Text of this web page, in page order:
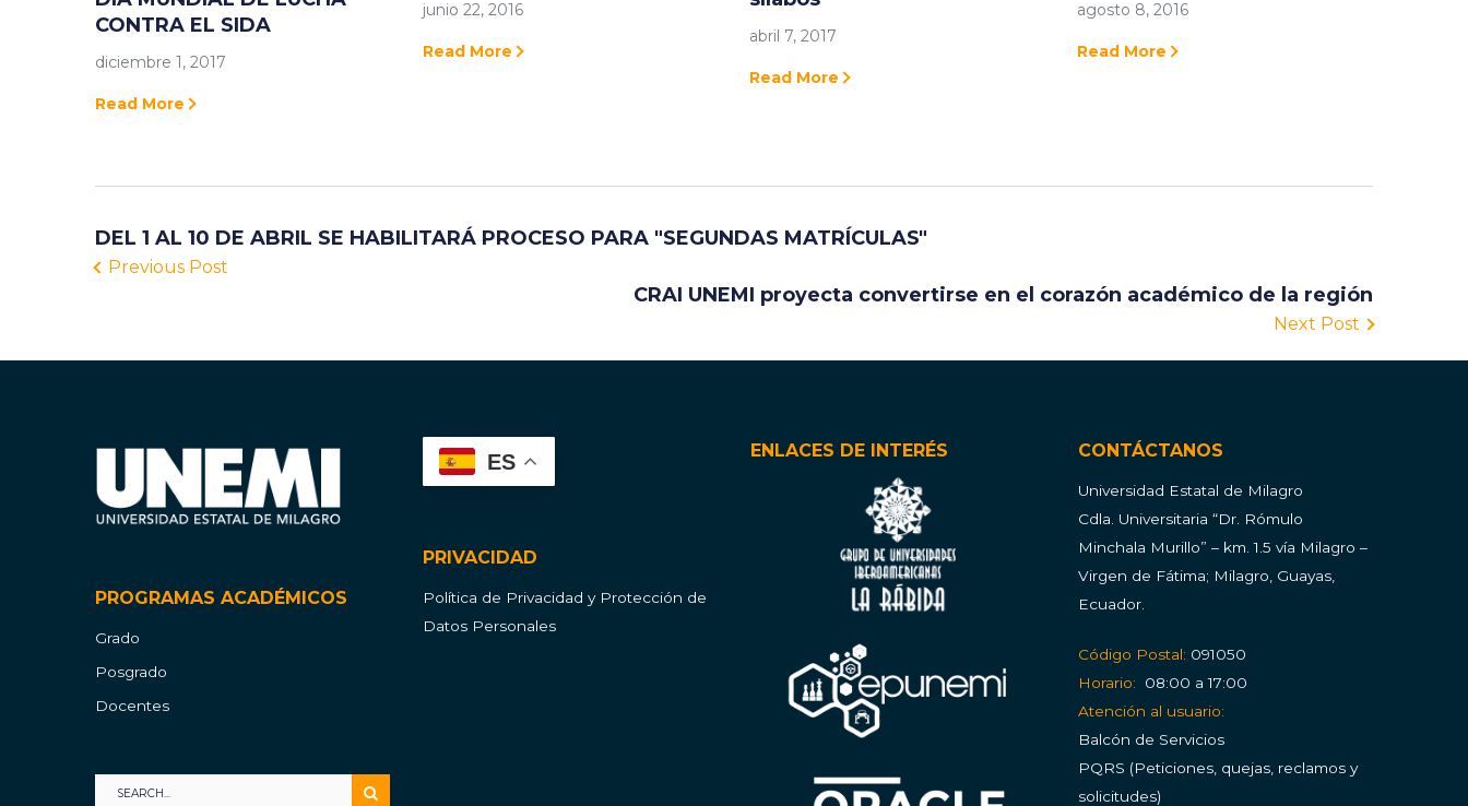
CONTRA EL SIDA
diciembre 1, 2017
Read More
junio 22, 2016
Read More
abril 7, 2017
Read More
agosto 8, 2016
Read More
DEL 1 AL 10 DE ABRIL SE HABILITARÁ PROCESO PARA "SEGUNDAS MATRÍCULAS"
Previous Post
CRAI UNEMI proyecta convertirse en el corazón académico de la región
Next Post
PROGRAMAS ACADÉMICOS
Grado
Posgrado
Docentes
ES
PRIVACIDAD
Política de Privacidad y Protección de
Datos Personales
ENLACES DE INTERÉS CONTÁCTANOS
Universidad Estatal de Milagro
Cdla. Universitaria “Dr. Rómulo
Minchala Murillo” – km. 1.5 vía Milagro –
Virgen de Fátima; Milagro, Guayas,
Ecuador.
Código Postal: 091050
Horario:
08:00 a 17:00
Atención al usuario:
Balcón de Servicios
PQRS (Peticiones, quejas, reclamos y
solicitudes)